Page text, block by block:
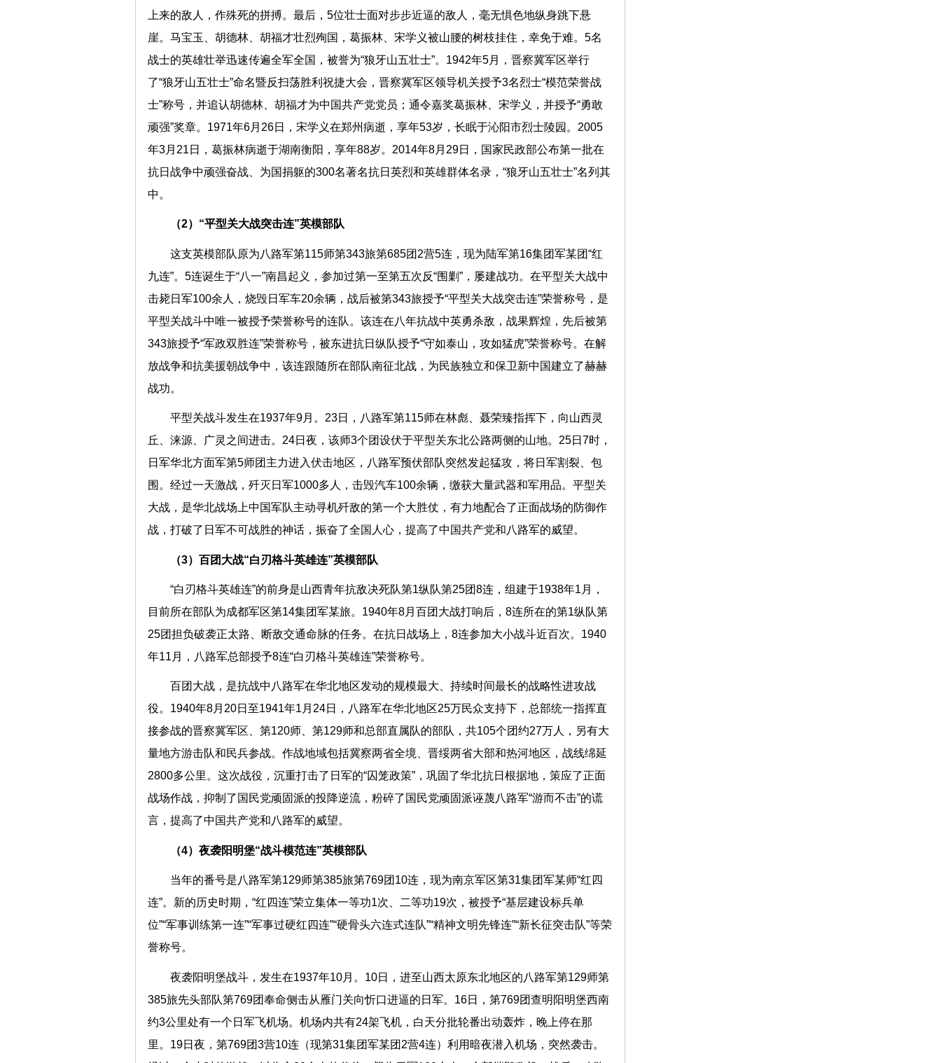
上来的敌人，作殊死的拼搏。最后，5位壮士面对步步近逼的敌人，毫无惧色地纵身跳下悬
崖。马宝玉、胡德林、胡福才壮烈殉国，葛振林、宋学义被山腰的树枝挂住，幸免于难。5名
战士的英雄壮举迅速传遍全军全国，被誉为“狼牙山五壮士”。1942年5月，晋察冀军区举行
了“狼牙山五壮士”命名暨反扫荡胜利祝捷大会，晋察冀军区领导机关授予3名烈士“模范荣誉战
士”称号，并追认胡德林、胡福才为中国共产党党员；通令嘉奖葛振林、宋学义，并授予“勇敢
顽强”奖章。1971年6月26日，宋学义在郑州病逝，享年53岁，长眠于沁阳市烈士陵园。2005
年3月21日，葛振林病逝于湖南衡阳，享年88岁。2014年8月29日，国家民政部公布第一批在
抗日战争中顽强奋战、为国捐躯的300名著名抗日英烈和英雄群体名录，“狼牙山五壮士”名列其
中。
（2）“平型关大战突击连”英模部队
这支英模部队原为八路军第115师第343旅第685团2营5连，现为陆军第16集团军某团“红
九连”。5连诞生于“八一”南昌起义，参加过第一至第五次反“围剿”，屡建战功。在平型关大战中
击毙日军100余人，烧毁日军车20余辆，战后被第343旅授予“平型关大战突击连”荣誉称号，是
平型关战斗中唯一被授予荣誉称号的连队。该连在八年抗战中英勇杀敌，战果辉煌，先后被第
343旅授予“军政双胜连”荣誉称号，被东进抗日纵队授予“守如泰山，攻如猛虎”荣誉称号。在解
放战争和抗美援朝战争中，该连跟随所在部队南征北战，为民族独立和保卫新中国建立了赫赫
战功。
平型关战斗发生在1937年9月。23日，八路军第115师在林彪、聂荣臻指挥下，向山西灵
丘、涞源、广灵之间进击。24日夜，该师3个团设伏于平型关东北公路两侧的山地。25日7时，
日军华北方面军第5师团主力进入伏击地区，八路军预伏部队突然发起猛攻，将日军割裂、包
围。经过一天激战，歼灭日军1000多人，击毁汽车100余辆，缴获大量武器和军用品。平型关
大战，是华北战场上中国军队主动寻机歼敌的第一个大胜仗，有力地配合了正面战场的防御作
战，打破了日军不可战胜的神话，振奋了全国人心，提高了中国共产党和八路军的威望。
（3）百团大战“白刃格斗英雄连”英模部队
“白刃格斗英雄连”的前身是山西青年抗敌决死队第1纵队第25团8连，组建于1938年1月，
目前所在部队为成都军区第14集团军某旅。1940年8月百团大战打响后，8连所在的第1纵队第
25团担负破袭正太路、断敌交通命脉的任务。在抗日战场上，8连参加大小战斗近百次。1940
年11月，八路军总部授予8连“白刃格斗英雄连”荣誉称号。
百团大战，是抗战中八路军在华北地区发动的规模最大、持续时间最长的战略性进攻战
役。1940年8月20日至1941年1月24日，八路军在华北地区25万民众支持下，总部统一指挥直
接参战的晋察冀军区、第120师、第129师和总部直属队的部队，共105个团约27万人，另有大
量地方游击队和民兵参战。作战地域包括冀察两省全境、晋绥两省大部和热河地区，战线绵延
2800多公里。这次战役，沉重打击了日军的“囚笼政策”，巩固了华北抗日根据地，策应了正面
战场作战，抑制了国民党顽固派的投降逆流，粉碎了国民党顽固派诬蔑八路军“游而不击”的谎
言，提高了中国共产党和八路军的威望。
（4）夜袭阳明堡“战斗模范连”英模部队
当年的番号是八路军第129师第385旅第769团10连，现为南京军区第31集团军某师“红四
连”。新的历史时期，“红四连”荣立集体一等功1次、二等功19次，被授予“基层建设标兵单
位”“军事训练第一连”“军事过硬红四连”“硬骨头六连式连队”“精神文明先锋连”“新长征突击队”等荣
誉称号。
夜袭阳明堡战斗，发生在1937年10月。10日，进至山西太原东北地区的八路军第129师第
385旅先头部队第769团奉命侧击从雁门关向忻口进逼的日军。16日，第769团查明阳明堡西南
约3公里处有一个日军飞机场。机场内共有24架飞机，白天分批轮番出动轰炸，晚上停在那
里。19日夜，第769团3营10连（现第31集团军某团2营4连）利用暗夜潜入机场，突然袭击。